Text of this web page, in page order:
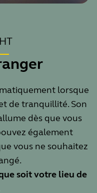
lorsque
de tranquillité. Son
dès que vous
également
vous ne souhaitez
soit votre lieu de